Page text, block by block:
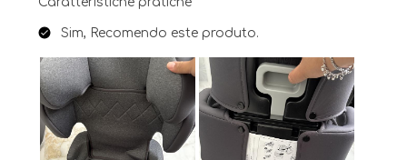
Sim, Recomendo este produto.